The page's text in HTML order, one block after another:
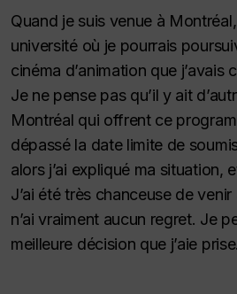
Quand je suis venue à
université où je pourrais
cinéma d’animation que j’avais
Je ne pense pas qu’il y ait
Montréal qui offrent ce
dépassé la date limite de
alors j’ai expliqué ma situation,
J’ai été très chanceuse de
n’ai vraiment aucun regret. Je
meilleure décision que j’aie prise.